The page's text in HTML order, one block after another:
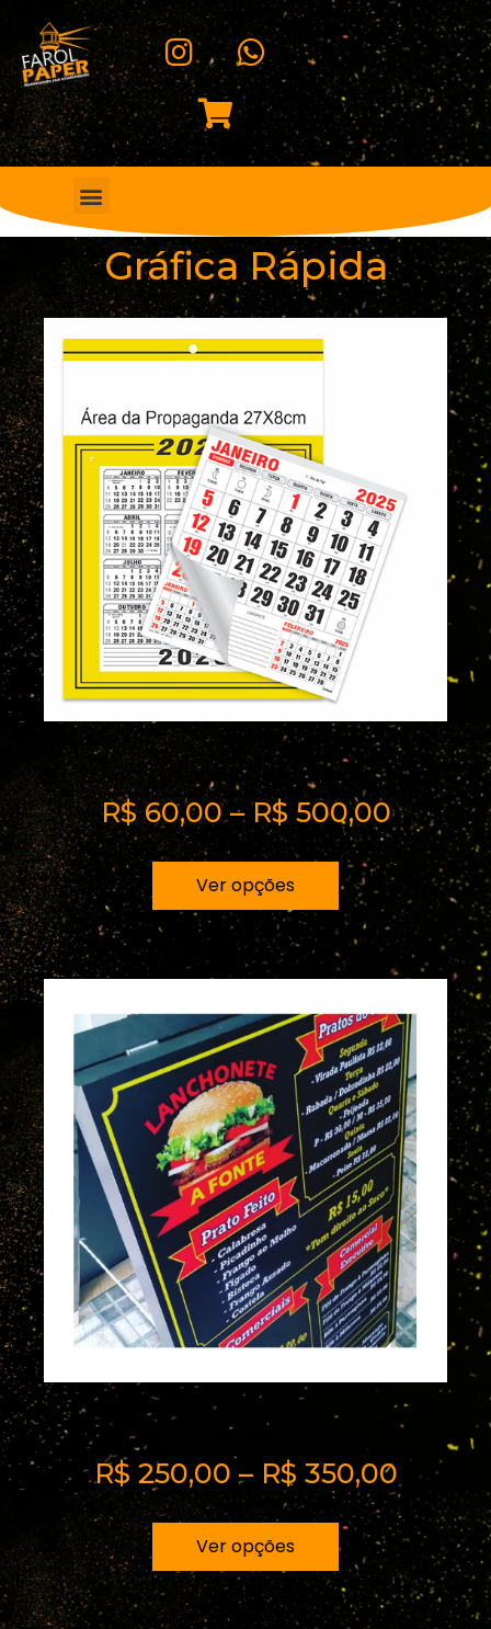
Gráfica Rápida
Calendario de Parede
R$60,00–R$ 500,00
Ver opções
R$ 250,00 – R$ 350,00
Ver opções